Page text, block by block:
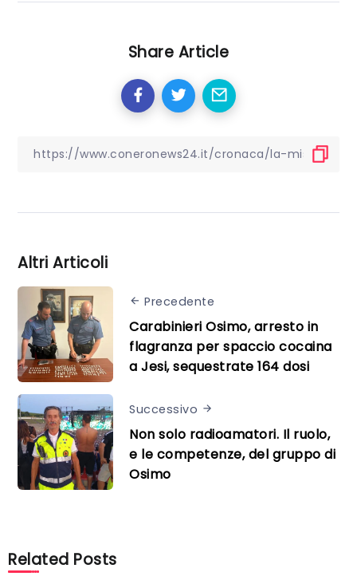
Share Article
Altri Articoli
Precedente
Carabinieri Osimo, arresto in
flagranza per spaccio cocaina
a Jesi, sequestrate 164 dosi
Successivo
Non solo radioamatori. Il ruolo,
e le competenze, del gruppo di
Osimo
Related Posts